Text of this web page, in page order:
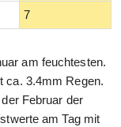
7
am feuchtesten.
ca. 3.4mm Regen.
Februar der
am Tag mit